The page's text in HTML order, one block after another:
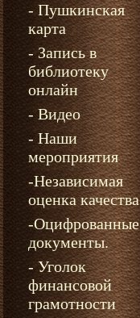
- Пушкинская
карта
- Запись в
библиотеку
онлайн
- Видео
- Наши
мероприятия
-Независимая
оценка качества
-Оцифрованные
документы.
- Уголок
финансовой
грамотности